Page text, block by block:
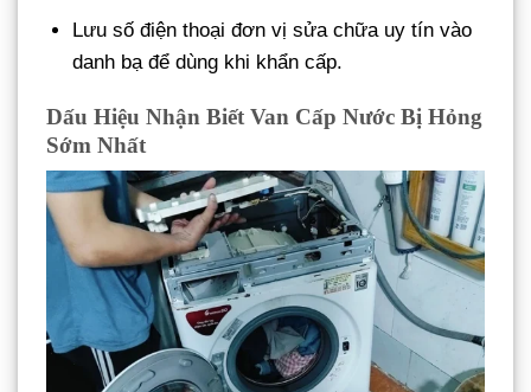
Lưu số điện thoại đơn vị sửa chữa uy tín vào
danh bạ để dùng khi khẩn cấp.
Dấu Hiệu Nhận Biết Van Cấp Nước Bị Hỏng
Sớm Nhất